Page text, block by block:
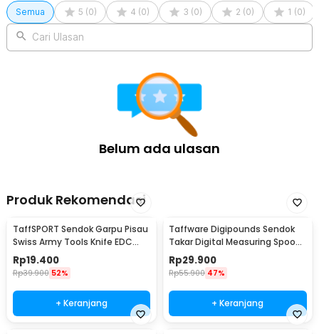
Semua 5 (0) 4 (0) 3 (0) 2 (0) 1 (0)
Cari Ulasan
Belum ada ulasan
Produk Rekomendasi
TaffSPORT Sendok Garpu Pisau
Swiss Army Tools Knife EDC
6in1 - A007
Rp19.400
Rp39.900 52%
+ Keranjang
Taffware Digipounds Sendok
Takar Digital Measuring Spoon
500g 0.1g - HM10
Rp29.900
Rp55.900 47%
+ Keranjang